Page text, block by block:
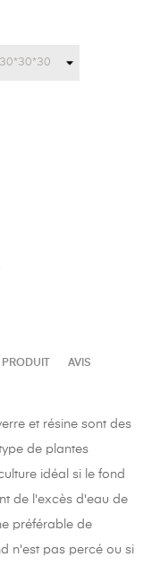
AVIS
et résine sont des
de plantes
idéal si le fond
de l'excès d'eau de
préférable de
n'est pas percé ou si